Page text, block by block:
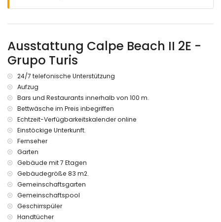
Ausstattung Calpe Beach II 2E -
Grupo Turis
24/7 telefonische Unterstützung
Aufzug
Bars und Restaurants innerhalb von 100 m.
Bettwäsche im Preis inbegriffen
Echtzeit-Verfügbarkeitskalender online
Einstöckige Unterkunft.
Fernseher
Garten
Gebäude mit 7 Etagen
Gebäudegröße 83 m2.
Gemeinschaftsgarten
Gemeinschaftspool
Geschirrspüler
Handtücher